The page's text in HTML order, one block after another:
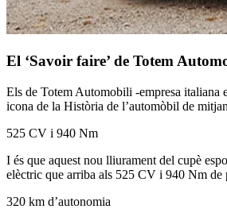
El ‘Savoir faire’ de Totem
Els de Totem Automobili -empresa italiana
icona de la Història de l’automòbil de
525 CV i 940 Nm
I és que aquest nou lliurament del cupè
elèctric que arriba als 525 CV i 940 Nm de
320 km d’autonomia